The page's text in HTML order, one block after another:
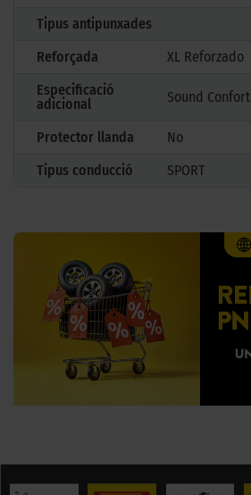
Tipus antipunxades
Reforçada
XL Reforzado
Especificació
adicional
Sound Confort
Protector llanda
No
Tipus conducció
SPORT